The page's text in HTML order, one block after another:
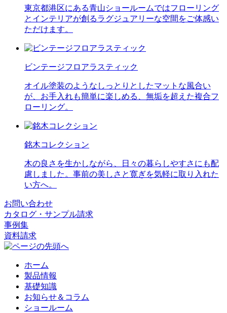
東京都港区にある青山ショールームではフローリング
とインテリアが創るラグジュアリーな空間をご体感い
ただけます。
ビンテージフロアラスティック
オイル塗装のようなしっとりとしたマットな風合い
が、お手入れも簡単に楽しめる、無垢を超えた複合フ
ローリング。
銘木コレクション
木の良さを生かしながら、日々の暮らしやすさにも配
慮しました。事前の美しさと寛ぎを気軽に取り入れた
い方へ。
お問い合わせ
カタログ・サンプル請求
事例集
資料請求
ホーム
製品情報
基礎知識
お知らせ＆コラム
ショールーム